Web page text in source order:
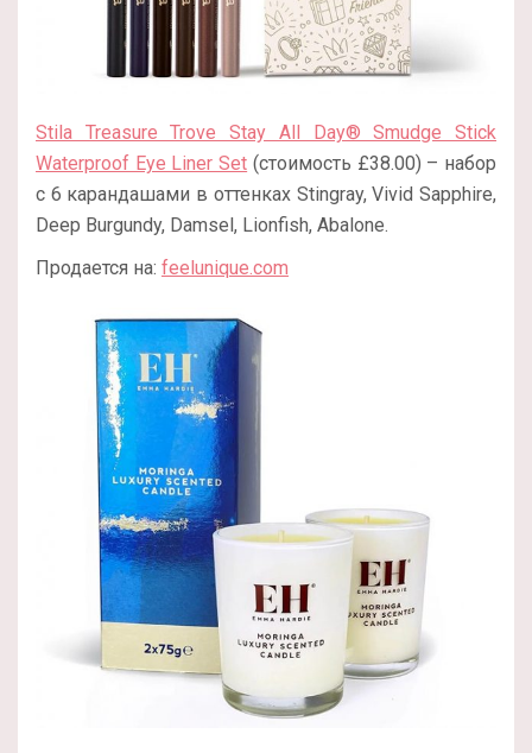
Stila Treasure Trove Stay All Day® Smudge Stick
Waterproof Eye Liner Set (стоимость £38.00) – набор
с 6 карандашами в оттенках Stingray, Vivid Sapphire,
Deep Burgundy, Damsel, Lionfish, Abalone.
Продается на: feelunique.com